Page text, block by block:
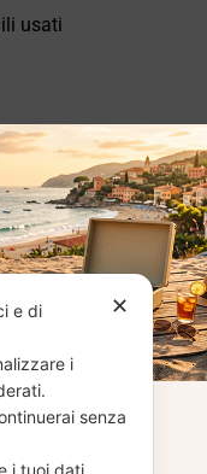
usati
usati
✕
e di
i
senza
i tuoi dati